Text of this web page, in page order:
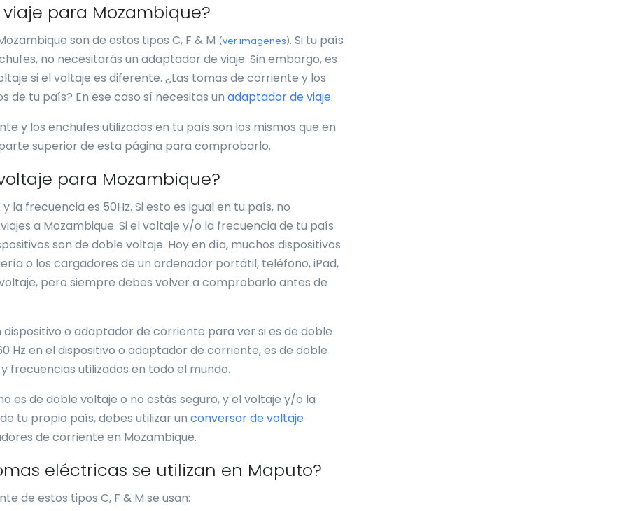
para Mozambique?
son de estos tipos C, F & M (ver imagenes). Si tu país
no necesitarás un adaptador de viaje. Sin embargo, es
si el voltaje es diferente. ¿Las tomas de corriente y los
de tu país? En ese caso sí necesitas un adaptador de viaje.
y los enchufes utilizados en tu país son los mismos que en
superior de esta página para comprobarlo.
para Mozambique?
la frecuencia es 50Hz. Si esto es igual en tu país, no
a Mozambique. Si el voltaje y/o la frecuencia de tu país
son de doble voltaje. Hoy en día, muchos dispositivos
o los cargadores de un ordenador portátil, teléfono, iPad,
pero siempre debes volver a comprobarlo antes de
o adaptador de corriente para ver si es de doble
Hz en el dispositivo o adaptador de corriente, es de doble
frecuencias utilizados en todo el mundo.
es de doble voltaje o no estás seguro, y el voltaje y/o la
tu propio país, debes utilizar un conversor de voltaje
de corriente en Mozambique.
eléctricas se utilizan en Maputo?
de estos tipos C, F & M se usan: